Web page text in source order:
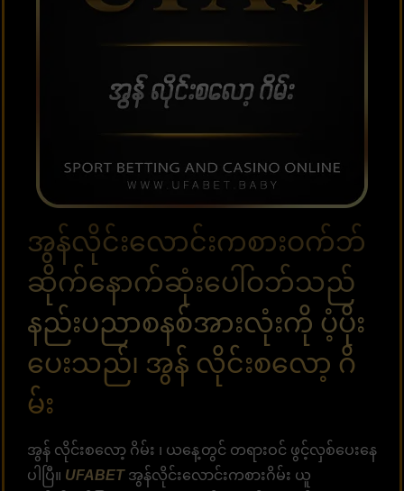
အွန်လိုင်းလောင်းကစားဝက်ဘ်
ဆိုက်နောက်ဆုံးပေါ်ဝဘ်သည်
နည်းပညာစနစ်အားလုံးကို ပံ့ပိုး
ပေးသည်၊ အွန် လိုင်းစလော့ ဂိ
မ်း
အွန် လိုင်းစလော့ ဂိမ်း ၊ ယနေ့တွင် တရားဝင် ဖွင့်လှစ်ပေးနေ
ပါပြီ။ UFABETအွန်လိုင်းလောင်းကစားဂိမ်း ယူ